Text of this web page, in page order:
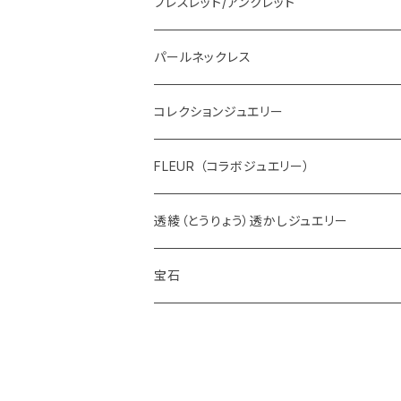
パールネックレス
コレクションジュエリー
FLEUR （コラボジュエリー）
透綾（とうりょう）透かしジュエリー
宝石